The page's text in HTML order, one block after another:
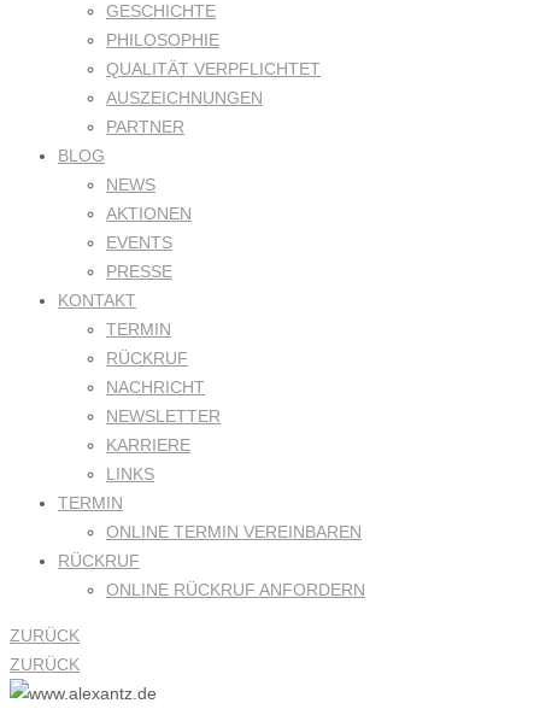
GESCHICHTE
PHILOSOPHIE
QUALITÄT VERPFLICHTET
AUSZEICHNUNGEN
PARTNER
BLOG
NEWS
AKTIONEN
EVENTS
PRESSE
KONTAKT
TERMIN
RÜCKRUF
NACHRICHT
NEWSLETTER
KARRIERE
LINKS
TERMIN
ONLINE TERMIN VEREINBAREN
RÜCKRUF
ONLINE RÜCKRUF ANFORDERN
ZURÜCK
ZURÜCK